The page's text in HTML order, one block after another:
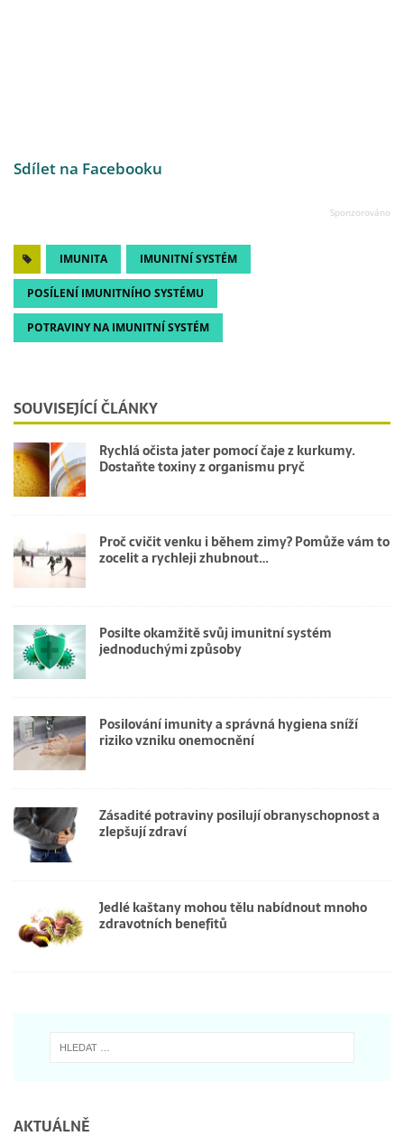
Sdílet na Facebooku
IMUNITA IMUNITNÍ SYSTÉM
POSÍLENÍ IMUNITNÍHO SYSTÉMU
POTRAVINY NA IMUNITNÍ SYSTÉM
SOUVISEJÍCÍ ČLÁNKY
Rychlá očista jater pomocí čaje z kurkumy.
Dostaňte toxiny z organismu pryč
Proč cvičit venku i během zimy? Pomůže vám to
zocelit a rychleji zhubnout…
Posilte okamžitě svůj imunitní systém
jednoduchými způsoby
Posilování imunity a správná hygiena sníží
riziko vzniku onemocnění
Zásadité potraviny posilují obranyschopnost a
zlepšují zdraví
Jedlé kaštany mohou tělu nabídnout mnoho
zdravotních benefitů
AKTUÁLNĚ